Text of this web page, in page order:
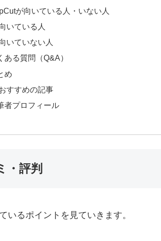
が向いている人・いない人
いている人
いていない人
ある質問（Q&A）
め
すすめの記事
者プロフィール
・評判
いるポイントを見ていきます。